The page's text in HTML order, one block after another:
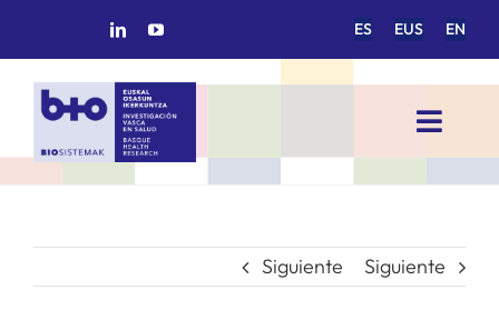
ES EUS EN
Toggle
INICIO
Siguiente Siguiente